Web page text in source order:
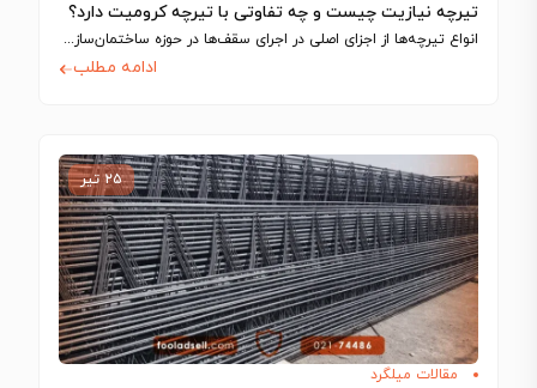
تیرچه نیازیت چیست و چه تفاوتی با تیرچه کرومیت دارد؟
انواع تیرچه‌ها از اجزای اصلی در اجرای سقف‌ها در حوزه ساختمان‌سازی به شمار می‌آیند…
ادامه مطلب
۲۵ تیر
مقالات میلگرد